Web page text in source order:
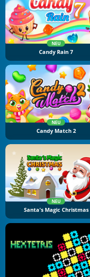
NEU
Candy Rain 7
NEU
Candy Match 2
NEU
Santa's Magic Christmas